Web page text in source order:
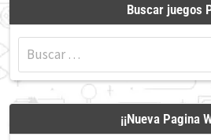
Buscar juegos
Buscar:
¡¡Nueva Pagina